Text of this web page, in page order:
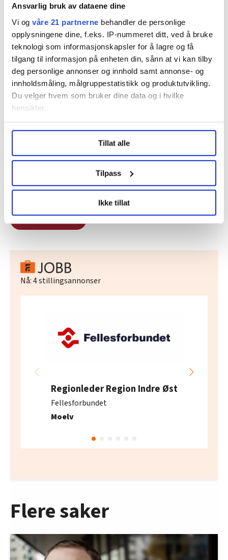
Ansvarlig bruk av dataene dine
Vi og våre 21 partnerne behandler de personlige
opplysningene dine, f.eks. IP-nummeret ditt, ved å bruke
teknologi som informasjonskapsler for å lagre og få
tilgang til informasjon på enheten din, sånn at vi kan tilby
deg personlige annonser og innhold samt annonse- og
innholdsmåling, målgruppestatistikk og produktutvikling.
Du velger hvem som bruker dine data og i hvilke
hensikter.
Undermer infokan du lese om hvordan dine personlige
data behandles og hvordan du kan velge hvordan de skal
brukes. Du kan hele tiden endre eller trekke tilbake ditt
samtykke fra erklæringen om informasjonskapsler.
LO Medias publikasjoner frifagbevegelse.no, hk-nytt.no
og fontene.no bruker informasjonskapsler (cookies) for å
lære hvordan våre nettsider blir brukt slik at vi tilby
relevant innhold, tilpassede annonser og utarbeide
nettstedet med LO Medias egne samarbeidspartnere
innenfor analyse og annonsering. Disse er angitt i
Tillat alle
Tilpass
Ikke tillat
vil kjempe videre for at vi får beholde Flytoget – også i
fremtiden. Det er jo faktisk ingen som ønsker å kvitte
seg med Flytoget, så nå gjelder det å prate sammen
og finne de beste løsningene for fellesskapet, sier
Fottland.
Denne artikkelen er over tre år gammel
stortinget
Del artikkel
Nå:4stillingsannonser
Regionleder Region Indre Øst
Fellesforbundet
Moelv
Flere saker